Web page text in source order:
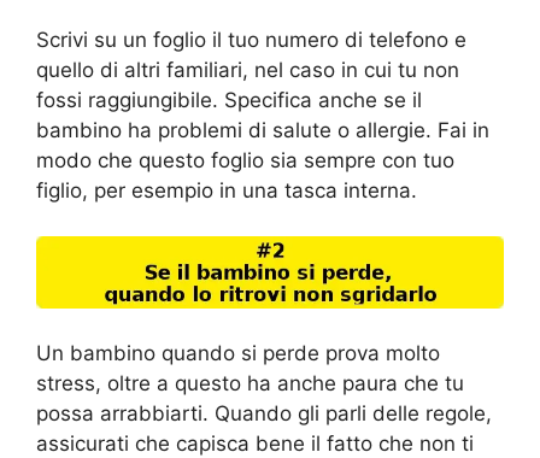
Scrivi su un foglio il tuo numero di telefono e
quello di altri familiari, nel caso in cui tu non
fossi raggiungibile. Specifica anche se il
bambino ha problemi di salute o allergie. Fai in
modo che questo foglio sia sempre con tuo
figlio, per esempio in una tasca interna.
Un bambino quando si perde prova molto
stress, oltre a questo ha anche paura che tu
possa arrabbiarti. Quando gli parli delle regole,
assicurati che capisca bene il fatto che non ti